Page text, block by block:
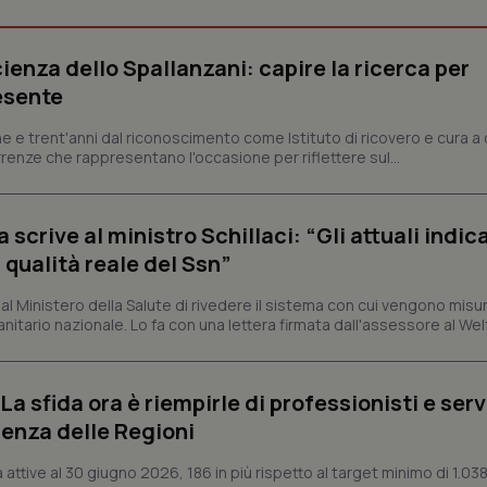
dello Spallanzani: capire la ricerca per
e trent'anni dal riconoscimento come Istituto di ricovero e cura a
che rappresentano l'occasione per riflettere sul...
scrive al ministro Schillaci: “Gli attuali
reale del Ssn”
Ministero della Salute di rivedere il sistema con cui vengono
nazionale. Lo fa con una lettera firmata dall'assessore al
sfida ora è riempirle di professionisti e
delle Regioni
attive al 30 giugno 2026, 186 in più rispetto al target minimo di
a rendere fruibile il sito web abilitandone funzionalità di base quali la
del sito. Il sito web non è in grado di funzionare correttamente senza questi
YouTube
5 mesi 4
Questo cookie viene utilizzato
preferenze siano onorate nelle
CookieScript
sui cookie dei visitatori. È
dei cookie di Cookie-Script.com
correttamente.
www.quotidianosanita.it
4
Questo cookie è impostato
www.quotidianosanita.it
Google LLC
1 anno 1
Questo nome di cookie è